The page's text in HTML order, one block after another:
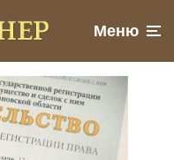
Меню